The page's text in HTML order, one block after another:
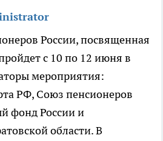
России, посвященная
с 10 по 12 июня в
мероприятия:
РФ, Союз пенсионеров
фонд России и
области. В